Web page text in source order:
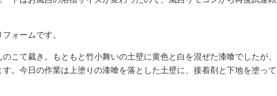
ォームです。
こて裁き。もともと竹小舞いの土壁に黄色と白を混ぜた漆喰でしたが、
。今日の作業は上塗りの漆喰を落とした土壁に、接着剤と下地を塗って